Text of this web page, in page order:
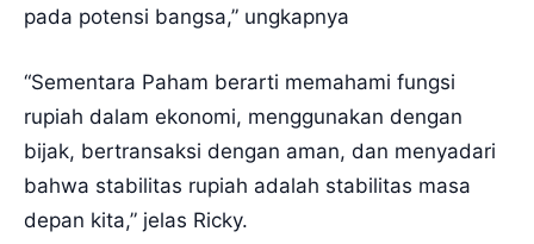
pada potensi bangsa,” ungkapnya
“Sementara Paham berarti memahami fungsi
rupiah dalam ekonomi, menggunakan dengan
bijak, bertransaksi dengan aman, dan menyadari
bahwa stabilitas rupiah adalah stabilitas masa
depan kita,” jelas Ricky.